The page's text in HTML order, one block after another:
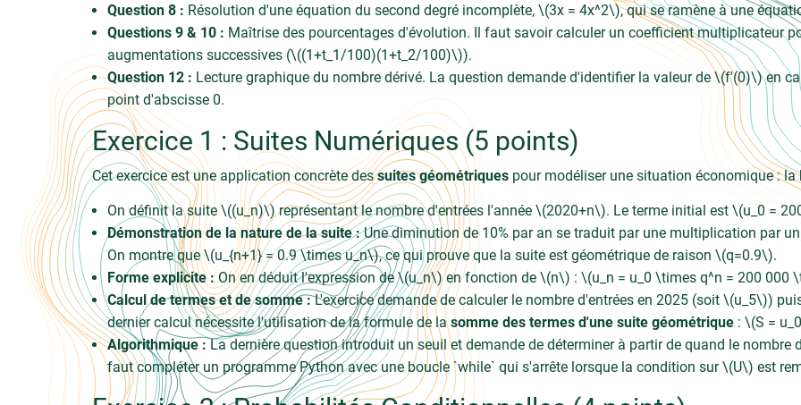
Question 8 : Résolution d'une équation du second degré incomplète, \(3x = 4x^2\), qui se ramène à une
Questions 9 & 10 : Maîtrise des pourcentages d'évolution. Il faut savoir calculer un coefficient multiplicateur
augmentations successives (\((1+t_1/100)(1+t_2/100)\)).
Question 12 : Lecture graphique du nombre dérivé. La question demande d'identifier la valeur de \(f'(0)\) en
point d'abscisse 0.
Exercice 1 : Suites Numériques (5 points)
Cet exercice est une application concrète dessuites géométriques pour modéliser une situation économique :
On définit la suite \((u_n)\) représentant le nombre d'entrées l'année \(2020+n\). Le terme initial est \(u_0 =
Démonstration de la nature de la suite :Une diminution de 10% par an se traduit par une multiplication par
On montre que \(u_{n+1} = 0.9 \times u_n\), ce qui prouve que la suite est géométrique de raison \(q=0.9\).
Forme explicite :On en déduit l'expression de \(u_n\) en fonction de \(n\) : \(u_n = u_0 \times q^n = 200 000
Calcul de termes et de somme :L'exercice demande de calculer le nombre d'entrées en 2025 (soit \(u_5\))
dernier calcul nécessite l'utilisation de la formule de lasomme des termes d'une suite géométrique: \(S =
Algorithmique : La dernière question introduit un seuil et demande de déterminer à partir de quand le nombre
faut compléter un programme Python avec une boucle `while` qui s'arrête lorsque la condition sur \(U\) est